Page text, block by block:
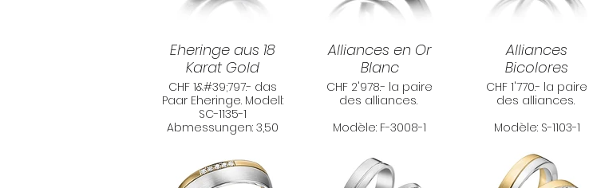
Eheringe aus 18
Karat Gold
CHF 1&#39;797.- das
Paar Eheringe. Modell:
SC-1135-1
Abmessungen: 3,50
Gelbgold / -
Diamanten&nbsp; :
Alliances en Or
Blanc
CHF 2'978.- la paire
des alliances.
Modèle: F-3008-1
x 1,60 mm
Matériel: Or blanc
585/-
Alliances
Bicolores
CHF 1'770.- la paire
des alliances.
Modèle: S-1103-1
x 1,40 mm
Matériel: Or blanc &
Or rouge 585/-